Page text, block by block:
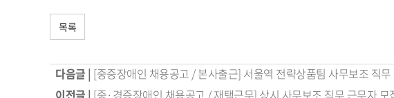
목록
다음글 | [중증장애인 채용공고 / 본사출근] 서울역 전략상품팀 사무보조 직무
이전글 | [중·경증장애인 채용공고 / 재택근무] 상시 사무보조 직무 근무자 모